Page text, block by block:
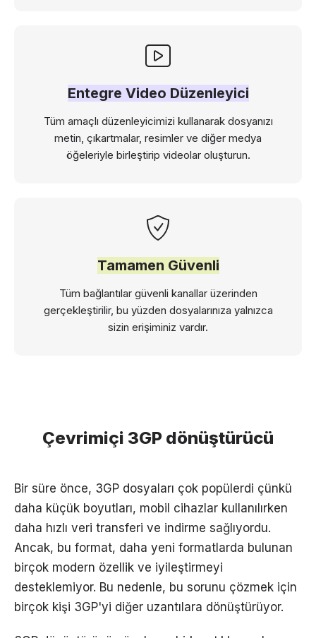
Entegre Video Düzenleyici
Tüm amaçlı düzenleyicimizi kullanarak dosyanızı
metin, çıkartmalar, resimler ve diğer medya
öğeleriyle birleştirip videolar oluşturun.
Tamamen Güvenli
Tüm bağlantılar güvenli kanallar üzerinden
gerçekleştirilir, bu yüzden dosyalarınıza yalnızca
sizin erişiminiz vardır.
Çevrimiçi 3GP dönüştürücü
Bir süre önce, 3GP dosyaları çok popülerdi çünkü
daha küçük boyutları, mobil cihazlar kullanılırken
daha hızlı veri transferi ve indirme sağlıyordu.
Ancak, bu format, daha yeni formatlarda bulunan
birçok modern özellik ve iyileştirmeyi
desteklemiyor. Bu nedenle, bu sorunu çözmek için
birçok kişi 3GP'yi diğer uzantılara dönüştürüyor.